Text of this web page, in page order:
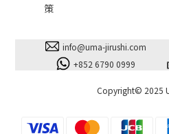
策
info@uma-jirushi.com
+852 6790 0999
Copyright© 2025